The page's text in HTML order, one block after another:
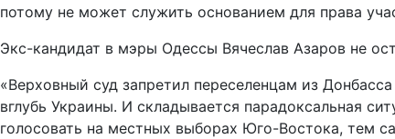
потому не может служить основанием для права
Экс-кандидат в мэры Одессы Вячеслав Азаров не
«Верховный суд запретил переселенцам из
вглубь Украины. И складывается парадоксальная
голосовать на местных выборах Юго-Востока, тем